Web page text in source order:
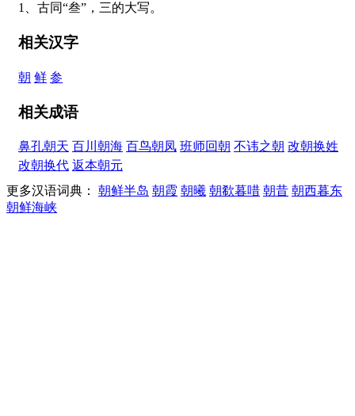
1、古同“叁”，三的大写。
相关汉字
朝 鲜 参
相关成语
鼻孔朝天 百川朝海 百鸟朝凤 班师回朝 不讳之朝 改朝换姓
改朝换代 返本朝元
更多汉语词典： 朝鲜半岛 朝霞 朝曦 朝欷暮唶 朝昔 朝西暮东
朝鲜海峡